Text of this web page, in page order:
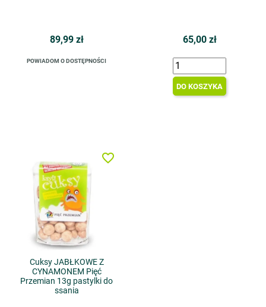
89,99 zł
POWIADOM O DOSTĘPNOŚCI
65,00 zł
DO KOSZYKA
Cuksy JABŁKOWE Z
CYNAMONEM Pięć
Przemian 13g pastylki do
ssania
favorite_border